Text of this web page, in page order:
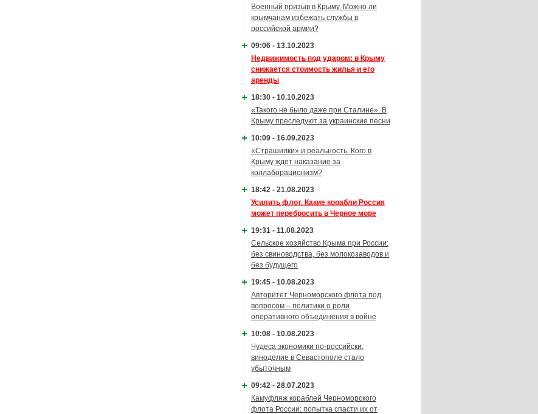
Военный призыв в Крыму. Можно ли
крымчанам избежать службы в
российской армии?
09:06 - 13.10.2023
Недвижимость под ударом: в Крыму
снижается стоимость жилья и его
аренды
18:30 - 10.10.2023
«Такого не было даже при Сталине». В
Крыму преследуют за украинские песни
10:09 - 16.09.2023
«Страшилки» и реальность. Кого в
Крыму ждет наказание за
коллаборационизм?
18:42 - 21.08.2023
Усилить флот. Какие корабли Россия
может перебросить в Черное море
19:31 - 11.08.2023
Сельское хозяйство Крыма при России:
без свиноводства, без молокозаводов и
без будущего
19:45 - 10.08.2023
Авторитет Черноморского флота под
вопросом – политики о роли
оперативного объединения в войне
10:08 - 10.08.2023
Чудеса экономики по-российски:
виноделие в Севастополе стало
убыточным
09:42 - 28.07.2023
Камуфляж кораблей Черноморского
флота России: попытка спасти их от